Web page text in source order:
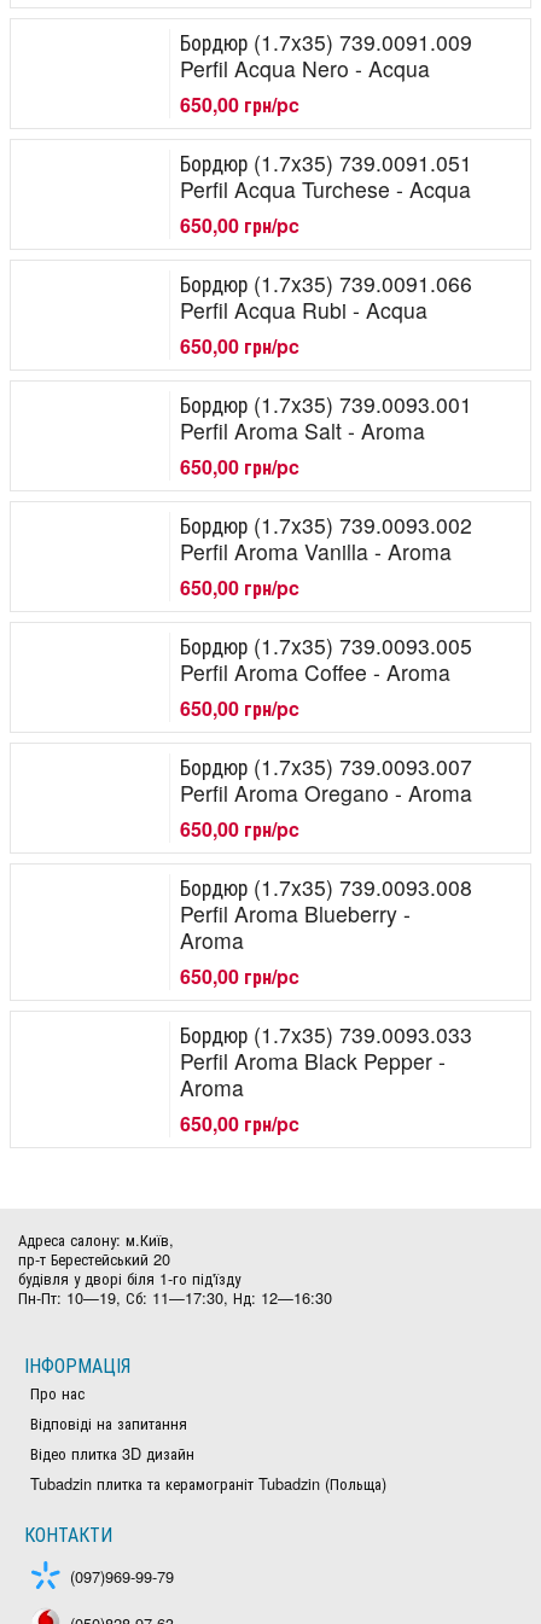
Бордюр (1.7x35) 739.0091.009
Perfil Acqua Nero - Acqua
650,00 грн/pc
Бордюр (1.7x35) 739.0091.051
Perfil Acqua Turchese - Acqua
650,00 грн/pc
Бордюр (1.7x35) 739.0091.066
Perfil Acqua Rubi - Acqua
650,00 грн/pc
Бордюр (1.7x35) 739.0093.001
Perfil Aroma Salt - Aroma
650,00 грн/pc
Бордюр (1.7x35) 739.0093.002
Perfil Aroma Vanilla - Aroma
650,00 грн/pc
Бордюр (1.7x35) 739.0093.005
Perfil Aroma Coffee - Aroma
650,00 грн/pc
Бордюр (1.7x35) 739.0093.007
Perfil Aroma Oregano - Aroma
650,00 грн/pc
Бордюр (1.7x35) 739.0093.008
Perfil Aroma Blueberry -
Aroma
650,00 грн/pc
Бордюр (1.7x35) 739.0093.033
Perfil Aroma Black Pepper -
Aroma
650,00 грн/pc
Адреса салону: м.Київ,
пр-т Берестейський 20
будівля у дворі біля 1-го під'їзду
Пн-Пт: 10—19, Сб: 11—17:30, Нд: 12—16:30
ІНФОРМАЦІЯ
Про нас
Відповіді на запитання
Відео плитка 3D дизайн
Tubadzin плитка та керамограніт Tubadzin (Польща)
КОНТАКТИ
(097)969-99-79